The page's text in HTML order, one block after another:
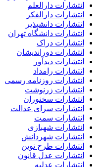
انتشارات دارالعلم
انتشارات دارالفکر
انتشارات دانشپذیر
انتشارات دانشگاه تهران
انتشارات دراک
انتشارات دوراندیشان
انتشارات دیدآور
انتشارات رامداد
انتشارات روزنامه رسمی
انتشارات زرنوشت
انتشارات سخنوران
انتشارات سرای عدالت
انتشارات سمت
انتشارات شهبازی
انتشارات شهردانش
انتشارات طرح نوین
انتشارات عدل قانون
انتشارات عدلیه